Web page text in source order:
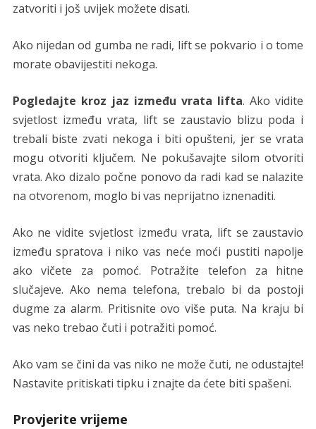
zatvoriti i još uvijek možete disati.
Ako nijedan od gumba ne radi, lift se pokvario i o tome
morate obavijestiti nekoga.
Pogledajte kroz jaz između vrata lifta. Ako vidite
svjetlost između vrata, lift se zaustavio blizu poda i
trebali biste zvati nekoga i biti opušteni, jer se vrata
mogu otvoriti ključem. Ne pokušavajte silom otvoriti
vrata. Ako dizalo počne ponovo da radi kad se nalazite
na otvorenom, moglo bi vas neprijatno iznenaditi.
Ako ne vidite svjetlost između vrata, lift se zaustavio
između spratova i niko vas neće moći pustiti napolje
ako vičete za pomoć. Potražite telefon za hitne
slučajeve. Ako nema telefona, trebalo bi da postoji
dugme za alarm. Pritisnite ovo više puta. Na kraju bi
vas neko trebao čuti i potražiti pomoć.
Ako vam se čini da vas niko ne može čuti, ne odustajte!
Nastavite pritiskati tipku i znajte da ćete biti spašeni.
Provjerite vrijeme